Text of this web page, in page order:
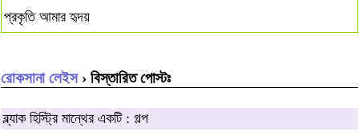
প্রকৃতি আমার হৃদয়
রোকসানা লেইস› বিস্তারিত পোস্টঃ
ব্ল্যাক হিস্ট্রি মান্থের একটি : গল্প